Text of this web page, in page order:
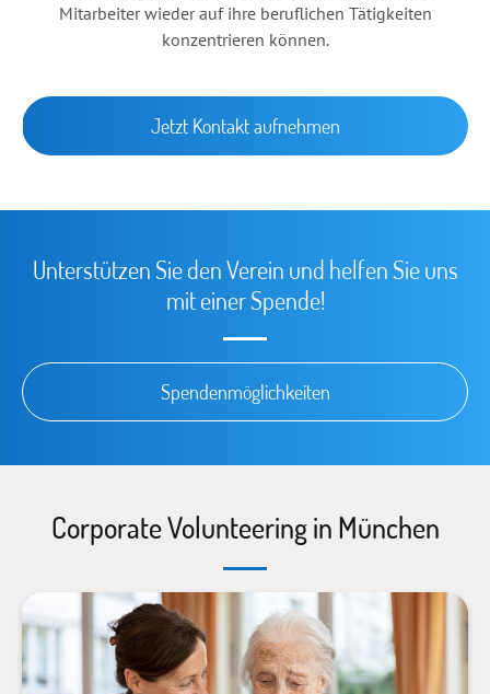
Mitarbeiter wieder auf ihre beruflichen Tätigkeiten
konzentrieren können.
Jetzt Kontakt aufnehmen
Unterstützen Sie den Verein und helfen Sie uns
mit einer Spende!
Spendenmöglichkeiten
Corporate Volunteering in München